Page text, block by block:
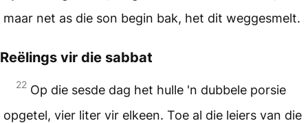
maar net as die son begin bak, het dit weggesmelt.
Reëlings vir die sabbat
22 Op die sesde dag het hulle 'n dubbele porsie
opgetel, vier liter vir elkeen. Toe al die leiers van die